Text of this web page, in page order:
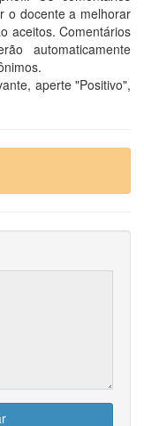
o docente a melhorar
aceitos. Comentários
automaticamente
aperte "Positivo",